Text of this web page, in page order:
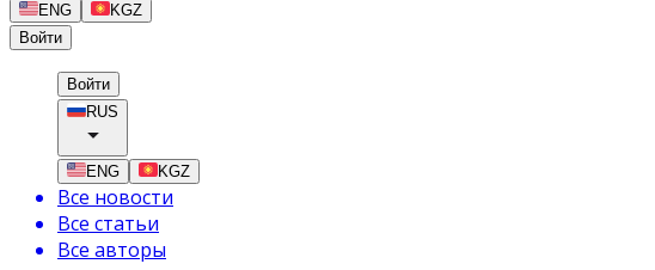
ENG
KGZ
Войти
Войти
RUS
ENG KGZ
Все новости
Все статьи
Все авторы